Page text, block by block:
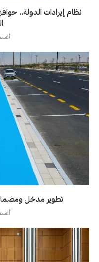
نظام إيرادات الدولة..
تطوير مدخل